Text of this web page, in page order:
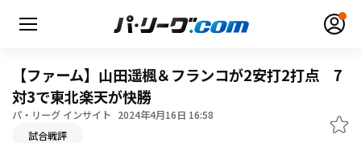
【ファーム】山田遥楓＆フランコが2安打2打点 7
対3で東北楽天が快勝
パ・リーグ インサイト 2024年4月16日 16:58
試合戦評